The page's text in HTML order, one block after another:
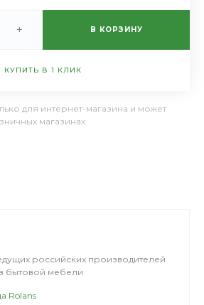
+ В КОРЗИНУ
КУПИТЬ В 1 КЛИК
для интернет-магазина и может
магазинах
российских производителей
бытовой мебели
Rolans